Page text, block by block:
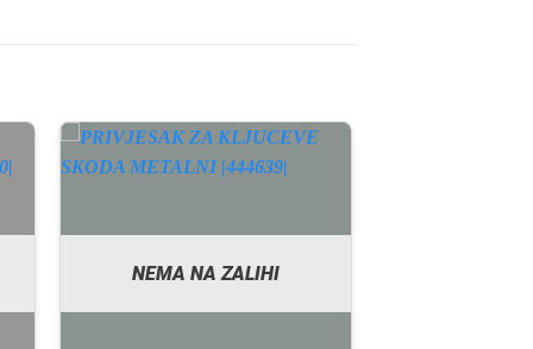
NEMA NA ZALIHI